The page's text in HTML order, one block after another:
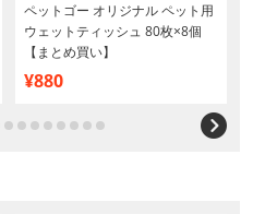
ペットゴー オリジナル ペット用
ウェットティッシュ 80枚×8個
【まとめ買い】
¥880